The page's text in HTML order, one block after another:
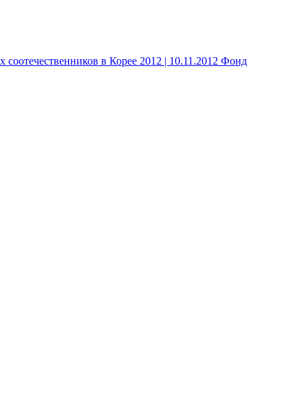
в Корее 2012 | 10.11.2012 Фонд